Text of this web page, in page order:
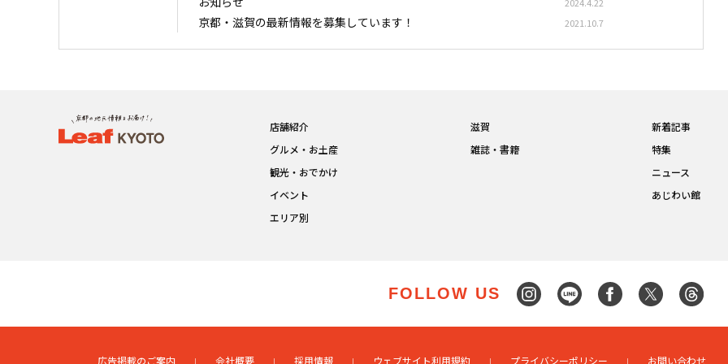
京都・滋賀の最新情報を募集しています！ 2021.10.7
店舗紹介
グルメ・お土産
観光・おでかけ
イベント
エリア別
滋賀
雑誌・書籍
新着記事
特集
ニュース
あじわい館
FOLLOW US
広告掲載のご案内 会社概要 採用情報 ウェブサイト利用規約 プライバシーポリシー お問い合わせ